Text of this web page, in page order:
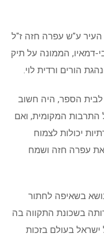
"ליבנה" בדרום העיר ע"ש עפרה חזה ז"ל
דמאיו, הממונה על תיק
הורים ורדית לוי.
הספר, היה חשוב
התרבות המקומית, ואם
יכולות לצמוח
את עפרה חזה ושמח
בשאיפה לחתור
בשכונת התקווה בה
ישראל בעולם בזכות